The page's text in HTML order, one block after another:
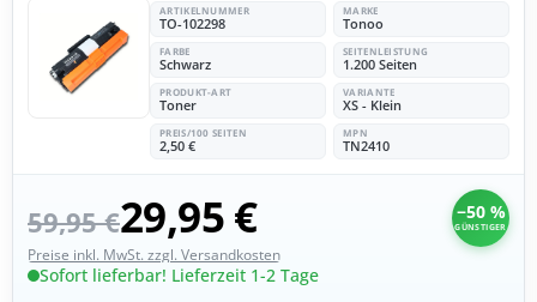
ARTIKELNUMMER
TO-102298
MARKE
Tonoo
FARBE
Schwarz
SEITENLEISTUNG
1.200 Seiten
PRODUKT-ART
Toner
VARIANTE
XS - Klein
PREIS/100 SEITEN
2,50 €
MPN
TN2410
59,95 €29,95 € −50 %
GÜNSTIGER
Preise inkl. MwSt. zzgl. Versandkosten
Sofort lieferbar! Lieferzeit 1-2 Tage